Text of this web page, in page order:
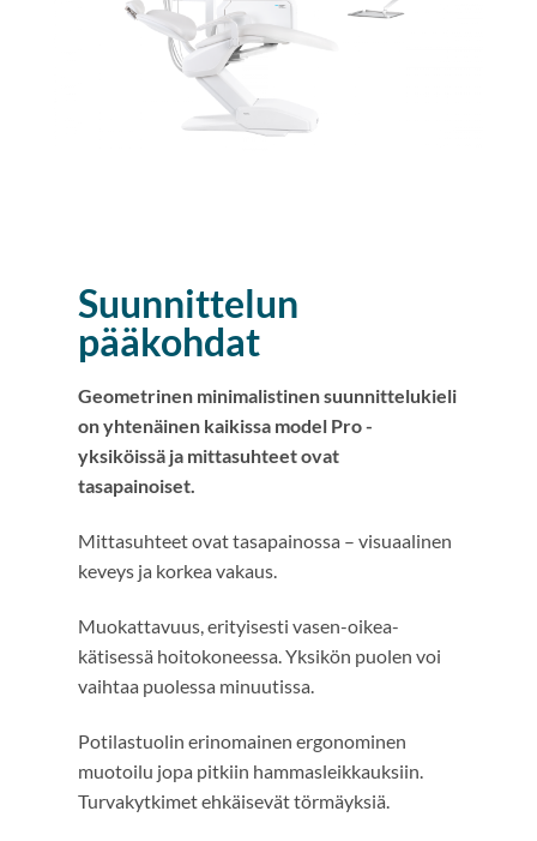
Suunnittelun
pääkohdat
Geometrinen minimalistinen suunnittelukieli
on yhtenäinen kaikissa model Pro -
yksiköissä ja mittasuhteet ovat
tasapainoiset.
Mittasuhteet ovat tasapainossa – visuaalinen
keveys ja korkea vakaus.
Muokattavuus, erityisesti vasen-oikea-
kätisessä hoitokoneessa. Yksikön puolen voi
vaihtaa puolessa minuutissa.
Potilastuolin erinomainen ergonominen
muotoilu jopa pitkiin hammasleikkauksiin.
Turvakytkimet ehkäisevät törmäyksiä.